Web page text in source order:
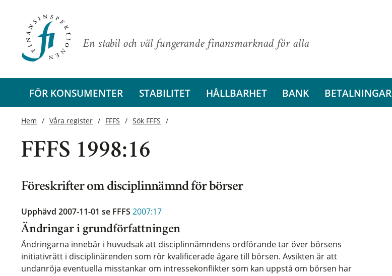
En stabil och väl fungerande finansmarknad för alla
FÖR KONSUMENTER STABILITET HÅLLBARHET BANK BETALNINGAR
Hem Våra register FFFS Sök FFFS
FFFS 1998:16
Föreskrifter om disciplinnämnd för börser
Upphävd 2007-11-01se FFFS2007:17
Ändringar i grundförfattningen
Ändringarna innebär i huvudsak att disciplinnämndens ordförande tar över börsens
initiativrätt i disciplinärenden som rör kvalificerade ägare till börsen. Avsikten är att
undanröja eventuella misstankar om intressekonflikter som kan uppstå om börsen har